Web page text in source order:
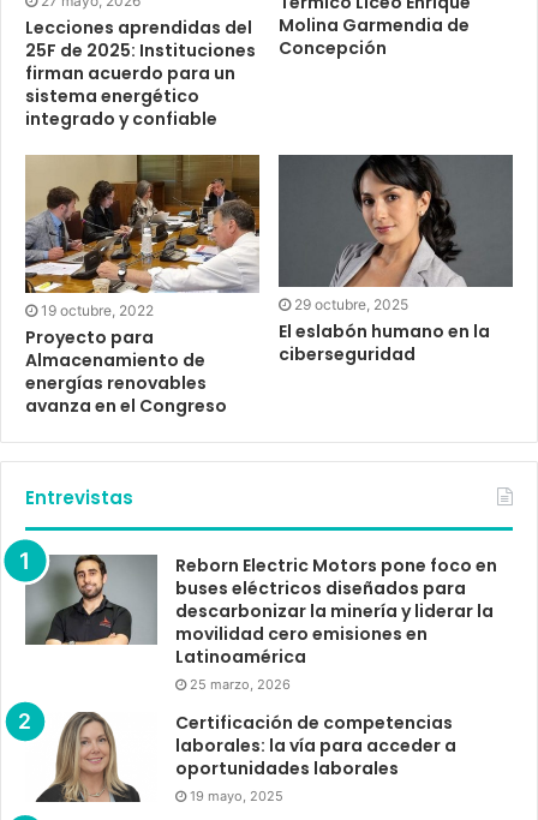
Lecciones aprendidas del
25F de 2025: Instituciones
firman acuerdo para un
sistema energético
integrado y confiable
Molina Garmendia de
Concepción
19 octubre, 2022
Proyecto para
Almacenamiento de
energías renovables
avanza en el Congreso
29 octubre, 2025
El eslabón humano en la
ciberseguridad
Entrevistas
Reborn Electric Motors pone foco en
buses eléctricos diseñados para
descarbonizar la minería y liderar la
movilidad cero emisiones en
Latinoamérica
25 marzo, 2026
Certificación de competencias
laborales: la vía para acceder a
oportunidades laborales
19 mayo, 2025